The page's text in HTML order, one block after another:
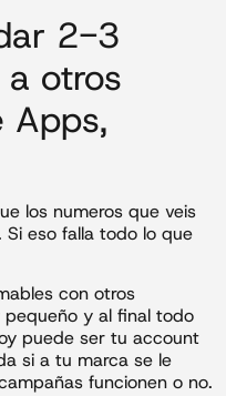
2-3
otros
Apps,
los numeros que veis
eso falla todo lo que
con otros
pequeño y al final todo
puede ser tu account
si a tu marca se le
funcionen o no.